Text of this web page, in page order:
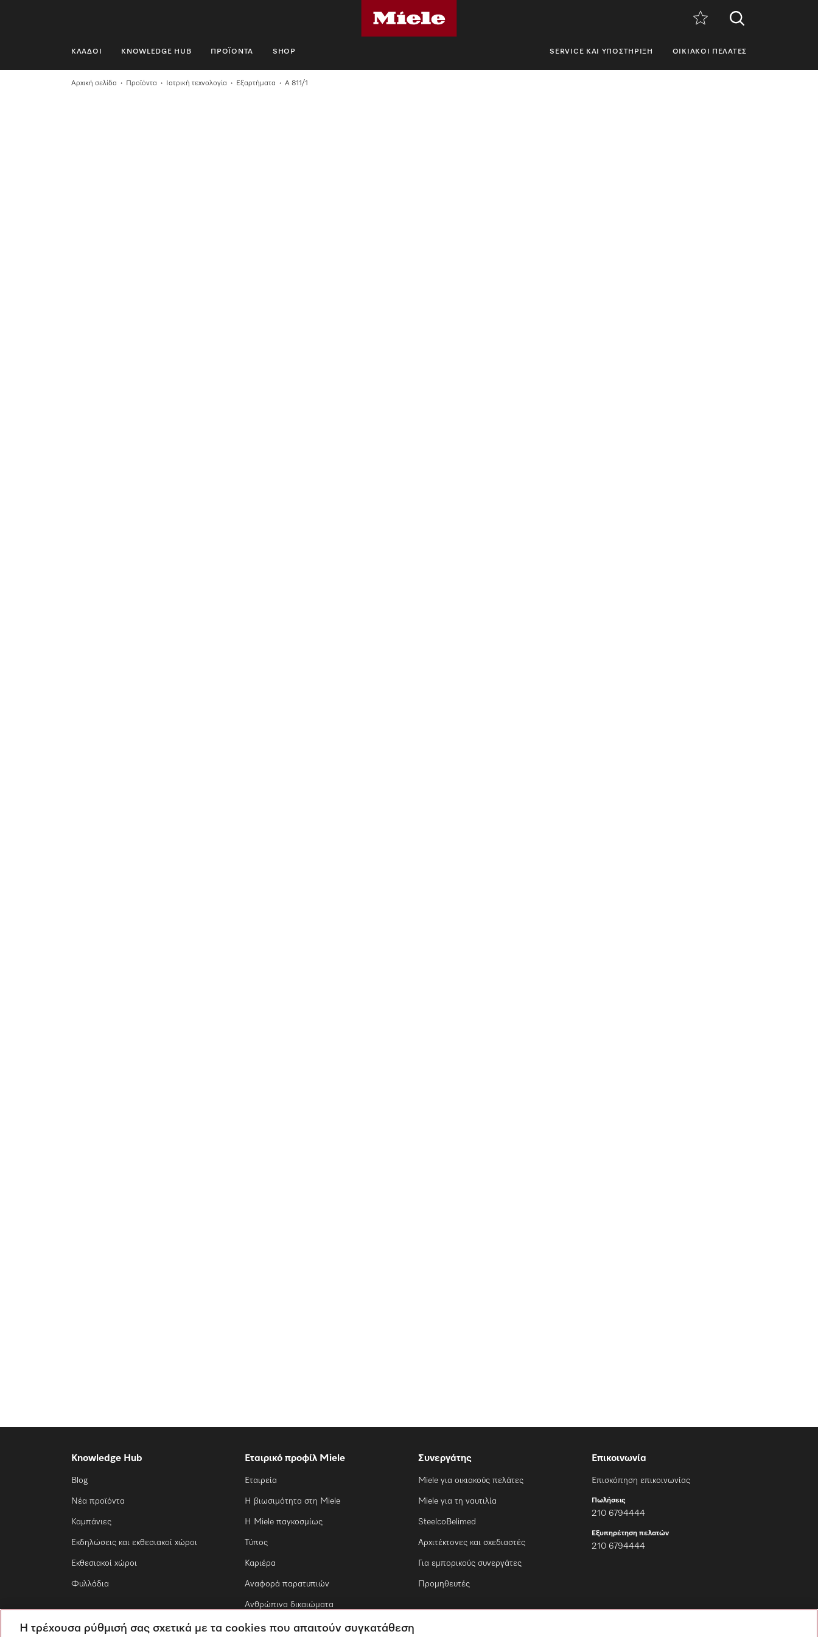
ΚΛΆΔΟΙ KNOWLEDGE HUB ΠΡΟΪΌΝΤΑ SHOP SERVICE ΚΑΙ ΥΠΟΣΤΉΡΙΞΗ ΟΙΚΙΑΚΟΊ ΠΕΛΆΤΕΣ
ΚΛΆΔΟΙ
Αρχική σελίδα Προϊόντα Ιατρική τεχνολογία Εξαρτήματα A 811/1
Knowledge Hub
Blog
Νέα προϊόντα
Καμπάνιες
Εκδηλώσεις και εκθεσιακοί χώροι
Εκθεσιακοί χώροι
Φυλλάδια
Εταιρικό προφίλ Miele
Εταιρεία
Η βιωσιμότητα στη Miele
Η Miele παγκοσμίως
Τύπος
Καριέρα
Αναφορά παρατυπιών
Ανθρώπινα δικαιώματα
Συνεργάτης
Miele για οικιακούς πελάτες
Miele για τη ναυτιλία
SteelcoBelimed
Αρχιτέκτονες και σχεδιαστές
Για εμπορικούς συνεργάτες
Προμηθευτές
Επικοινωνία
Επισκόπηση επικοινωνίας
Πωλήσεις
210 6794444
Εξυπηρέτηση πελατών
210 6794444
Η τρέχουσα ρύθμισή σας σχετικά με τα cookies που απαιτούν συγκατάθεση